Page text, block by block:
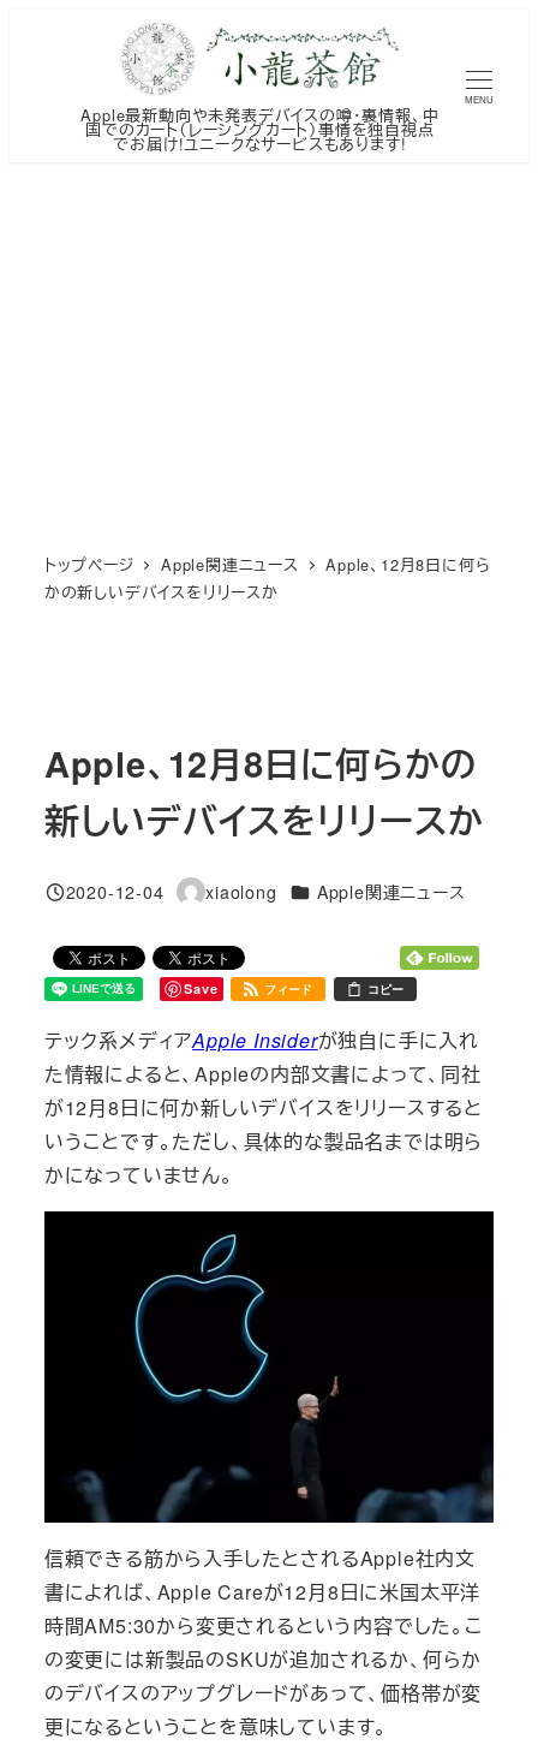
Apple最新動向や未発表デバイスの噂・裏情報、中
国でのカート（レーシングカート）事情を独自視点
でお届け!ユニークなサービスもあります!
MENU
トップページ Apple関連ニュース
Apple、12月8日に何ら
かの新しいデバイスをリリースか
Apple、12月8日に何らかの
新しいデバイスをリリースか
投稿日
2020-12-04
著
xiaolong カテゴリー
Apple関連ニュース
Save フィード コピー
テック系メディアApple Insiderが独自に手に入れ
た情報によると、Appleの内部文書によって、同社
が12月8日に何か新しいデバイスをリリースすると
いうことです。ただし、具体的な製品名までは明ら
かになっていません。
信頼できる筋から入手したとされるApple社内文
書によれば、Apple Careが12月8日に米国太平洋
時間AM5:30から変更されるという内容でした。こ
の変更には新製品のSKUが追加されるか、何らか
のデバイスのアップグレードがあって、価格帯が変
更になるということを意味しています。